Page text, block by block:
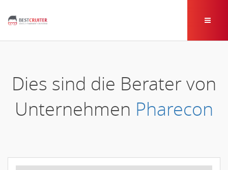
Dies sind die Berater von
Unternehmen Pharecon